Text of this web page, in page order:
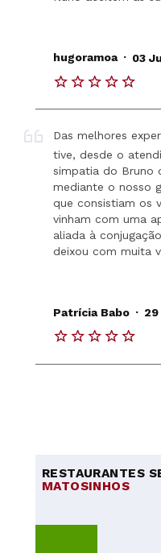
hugoramoa . 03
Das melhores
tive, desde o
simpatia do Bruno
mediante o nosso
que consistiam os
vinham com uma
aliada à
deixou com muita
Patrícia Babo .
RESTAURANTES
MATOSINHOS